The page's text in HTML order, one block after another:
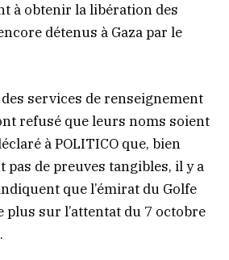
à obtenir la libération des
détenus à Gaza par le
services de renseignement
refusé que leurs noms soient
à POLITICO que, bien
pas de preuves tangibles, il y a
que l’émirat du Golfe
plus sur l’attentat du 7 octobre